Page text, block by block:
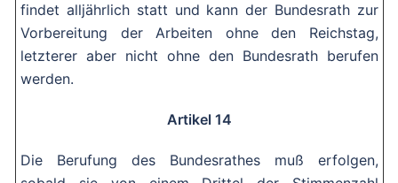
findet alljährlich statt und kann der Bundesrath zur
Vorbereitung der Arbeiten ohne den Reichstag,
letzterer aber nicht ohne den Bundesrath berufen
werden.
Artikel 14
Die Berufung des Bundesrathes muß erfolgen,